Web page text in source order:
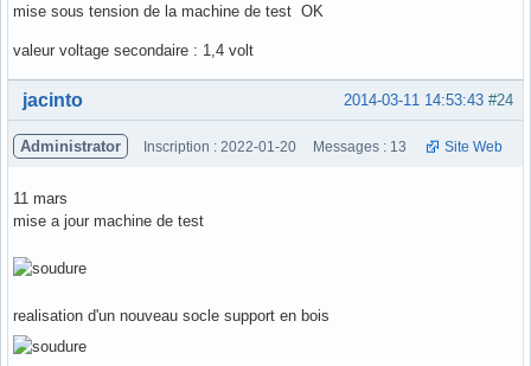
mise sous tension de la machine de test OK
valeur voltage secondaire : 1,4 volt
Hors ligne #24
2014-03-11 14:53:43
jacinto
Administrator Inscription : 2022-01-20 Messages : 13 Site Web
11 mars
mise a jour machine de test
realisation d'un nouveau socle support en bois